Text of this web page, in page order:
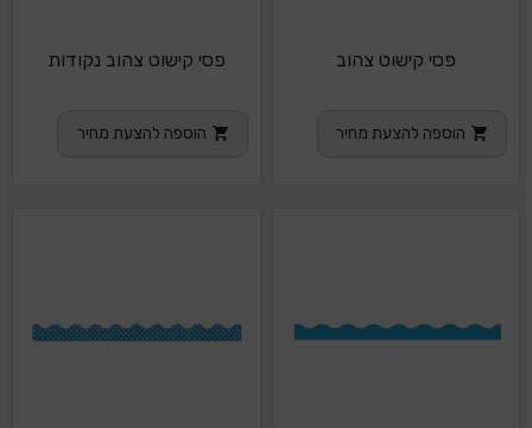
פסי קישוט צהוב
הוספה להצעת מחיר
פסי קישוט צהוב נקודות
הוספה להצעת מחיר